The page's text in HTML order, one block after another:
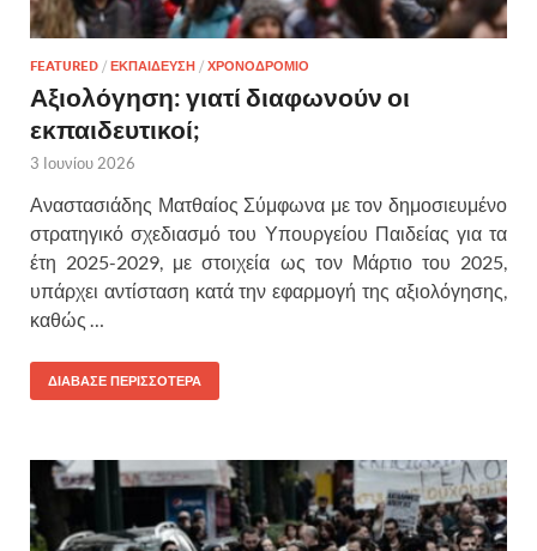
FEATURED / ΕΚΠΑΙΔΕΥΣΗ / ΧΡΟΝΟΔΡΟΜΙΟ
Αξιολόγηση: γιατί διαφωνούν οι
εκπαιδευτικοί;
3 Ιουνίου 2026
Αναστασιάδης Ματθαίος Σύμφωνα με τον δημοσιευμένο
στρατηγικό σχεδιασμό του Υπουργείου Παιδείας για τα
έτη 2025-2029, με στοιχεία ως τον Μάρτιο του 2025,
υπάρχει αντίσταση κατά την εφαρμογή της αξιολόγησης,
καθώς …
ΔΙΑΒΑΣΕ ΠΕΡΙΣΣΟΤΕΡΑ